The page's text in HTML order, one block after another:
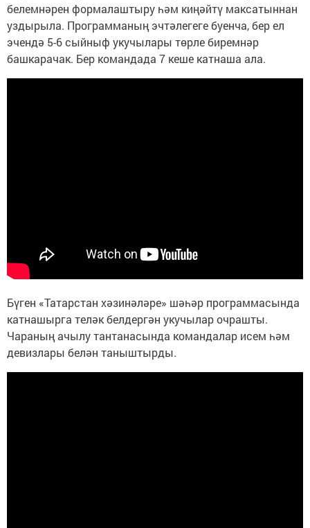
белемнәрен формалаштыру һәм киңәйтү максатыннан
уздырыла. Программаның эчтәлегеге буенча, бер ел
эчендә 5-6 сыйныф укучылары төрле биремнәр
башкарачак. Бер командада 7 кеше катнаша ала.
Бүген «Татарстан хәзинәләре» шәһәр программасында
катнашырга теләк белдергән укучылар очрашты.
Чараның ачылу тантанасында командалар исем һәм
девизлары белән таныштырды.